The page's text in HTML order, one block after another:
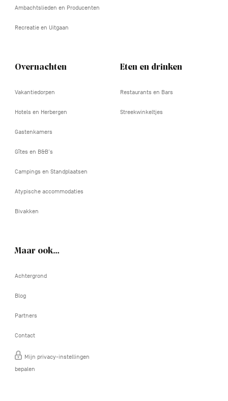
Ambachtslieden en Producenten
Recreatie en Uitgaan
Overnachten
Vakantiedorpen
Hotels en Herbergen
Gastenkamers
Gîtes en B&B's
Campings en Standplaatsen
Atypische accommodaties
Bivakken
Eten en drinken
Restaurants en Bars
Streekwinkeltjes
Maar ook…
Achtergrond
Blog
Partners
Contact
Mijn privacy-instellingen
bepalen